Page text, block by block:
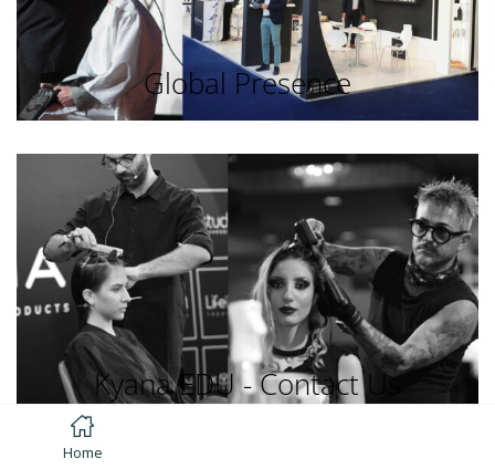
Global Presence
Kyana EDU - Contact Us
Home